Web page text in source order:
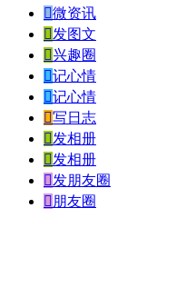
微资讯
发图文
兴趣圈
记心情
记心情
写日志
发相册
发相册
发朋友圈
 朋友圈